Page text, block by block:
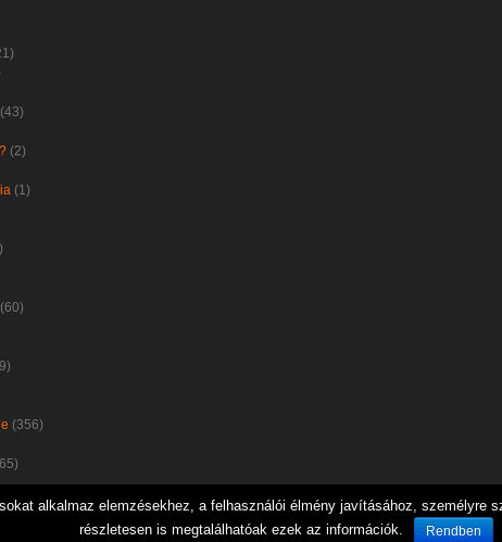
(43)
(2)
(1)
(60)
(356)
(102)alkalmaz elemzésekhez, a felhasználói élmény javításához,
részletesen is megtalálhatóak ezek az információk.
Rendben